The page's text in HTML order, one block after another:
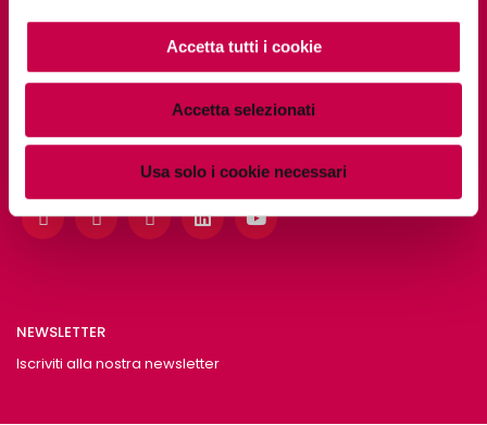
Accetta tutti i cookie
Accetta selezionati
Usa solo i cookie necessari
PAGINE UTILI
NEWSLETTER
Iscriviti alla nostra newsletter